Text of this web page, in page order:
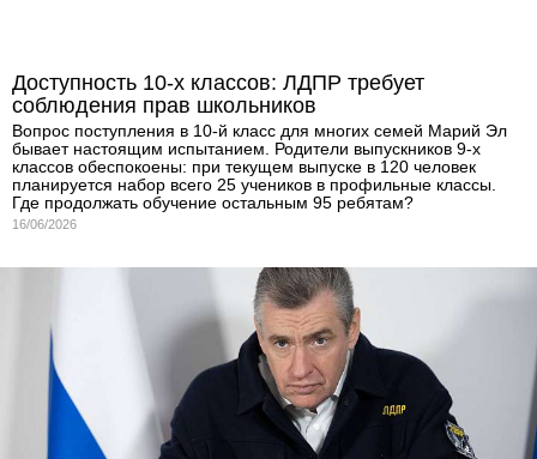
Доступность 10-х классов: ЛДПР требует
соблюдения прав школьников
Вопрос поступления в 10-й класс для многих семей Марий Эл
бывает настоящим испытанием. Родители выпускников 9-х
классов обеспокоены: при текущем выпуске в 120 человек
планируется набор всего 25 учеников в профильные классы.
Где продолжать обучение остальным 95 ребятам?
16/06/2026